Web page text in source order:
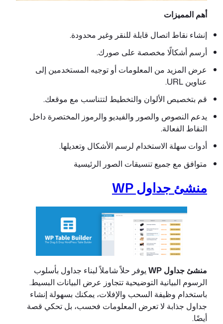
أهم المميزات
إنشاء نقاط اتصال قابلة للنقر وغير محدودة.
أرسم أشكالًا مخصصة على صورك.
عرض المزيد من المعلومات أو توجيه المستخدمين إلى
عناوين URL.
قم بتخصيص الألوان والتخطيط لتتناسب مع موقعك.
يدعم النصوص والصور والفيديو والرموز المختصرة داخل
النقاط الفعالة.
أدوات سهلة الاستخدام لرسم الأشكال وتعديلها.
متوافق مع جميع تنسيقات الصور الرئيسية
منشئ جداول WP
منشئ جداول WP
يوفر حلاً شاملاً لبناء جداول بأسلوب
الرسوم البيانية التوضيحية تتجاوز عرض البيانات البسيط.
باستخدام وظيفة السحب والإفلات، يمكنك بسهولة إنشاء
جداول جذابة لا تعرض المعلومات فحسب، بل تحكي قصة
أيضًا.